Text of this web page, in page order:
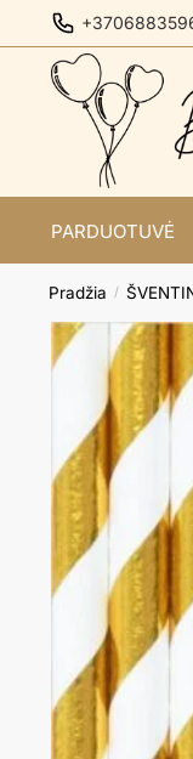
to
navigation
to
content
PARDUOTUVĖ
Pradžia /